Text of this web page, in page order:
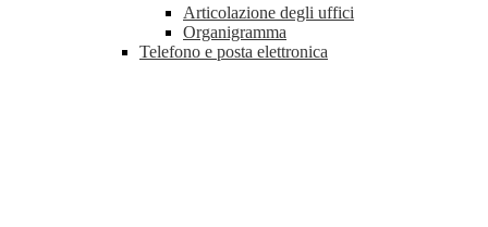
Articolazione degli uffici
Organigramma
Telefono e posta elettronica